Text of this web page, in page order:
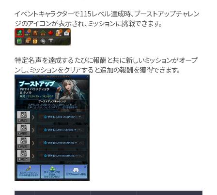
イベントキャラクターで115レベル達成時、ブーストアップチャレン
ジのアイコンが表示され、ミッションに挑戦できます。
特定名声を達成するたびに報酬と共に新しいミッションがオープ
ンし、ミッションをクリアすると追加の報酬を獲得できます。